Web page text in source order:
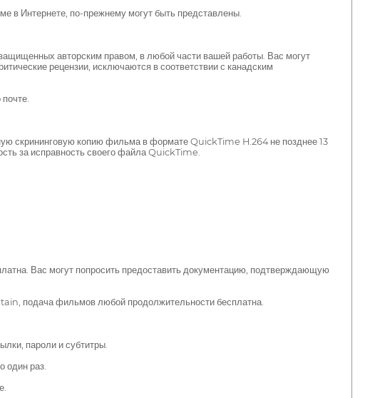
в Интернете, по-прежнему могут быть представлены.
авторским правом, в любой части вашей работы. Вас могут
рецензии, исключаются в соответствии с канадским
скрининговую копию фильма в формате QuickTime H.264 не позднее 13
за исправность своего файла QuickTime.
Вас могут попросить предоставить документацию, подтверждающую
подача фильмов любой продолжительности бесплатна.
пароли и субтитры.
один раз.